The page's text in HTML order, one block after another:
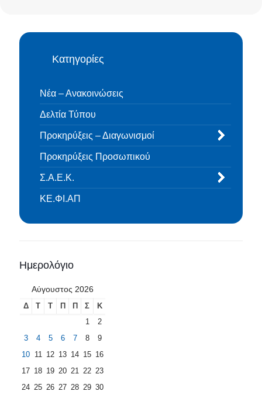
Κατηγορίες
Νέα – Ανακοινώσεις
Δελτία Τύπου
Προκηρύξεις – Διαγωνισμοί
Προκηρύξεις Προσωπικού
Σ.Α.Ε.Κ.
ΚΕ.ΦΙ.ΑΠ
Ημερολόγιο
Αύγουστος 2026
Δ Τ Τ Π Π Σ
Κ
1
2
3
4 5 6 7 8
9
10 11 12 13 14 15 16
17 18 19 20 21 22 23
24 25 26 27 28 29 30